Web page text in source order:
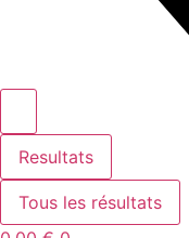
Resultats
Tous les résultats